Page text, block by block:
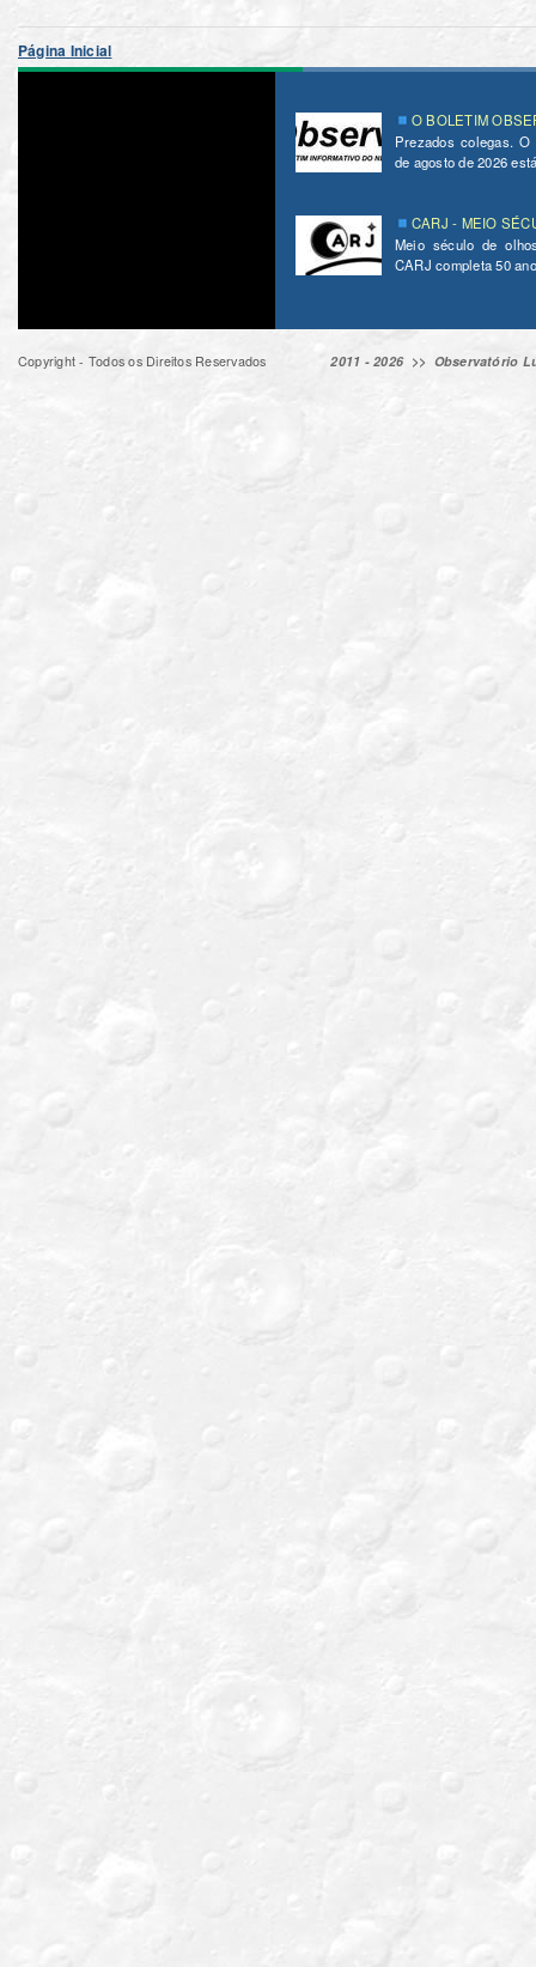
Página Inicial
O BOLETIM
Prezados colegas.
de agosto de 2026
CARJ - MEIO
Meio século de
CARJ completa 50
Copyright - Todos os Direitos Reservados 2011 - 2026 >> Observatório